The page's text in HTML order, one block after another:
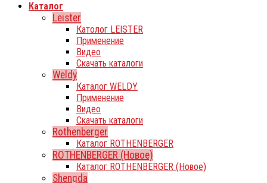
Каталог
Leister
Католог LEISTER
Применение
Видео
Скачать каталоги
Weldy
Каталог WELDY
Применение
Видео
Скачать каталоги
Rothenberger
Каталог ROTHENBERGER
ROTHENBERGER (Новое)
Каталог ROTHENBERGER (Новое)
Shengda